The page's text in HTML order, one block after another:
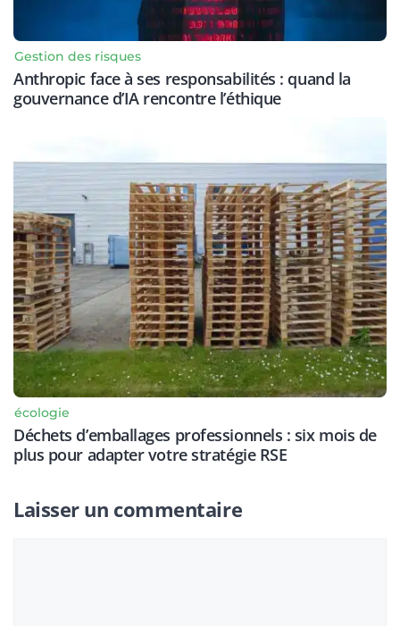
Gestion des risques
Anthropic face à ses responsabilités : quand la
gouvernance d’IA rencontre l’éthique
écologie
Déchets d’emballages professionnels : six mois de
plus pour adapter votre stratégie RSE
Laisser un commentaire